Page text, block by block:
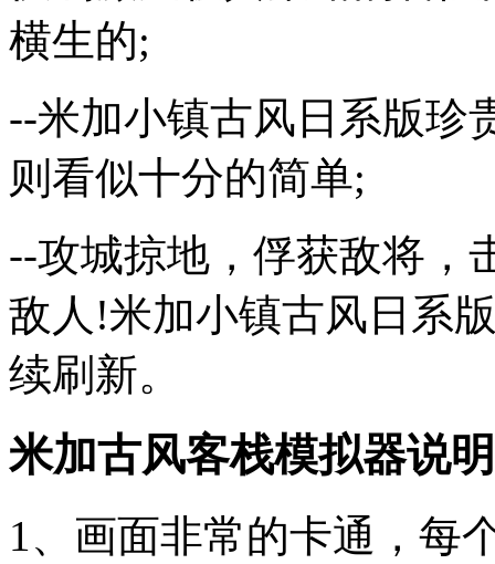
横生的;
--米加小镇古风日系版珍
则看似十分的简单;
--攻城掠地，俘获敌将，
敌人!米加小镇古风日系
续刷新。
米加古风客栈模拟器说明
1、画面非常的卡通，每